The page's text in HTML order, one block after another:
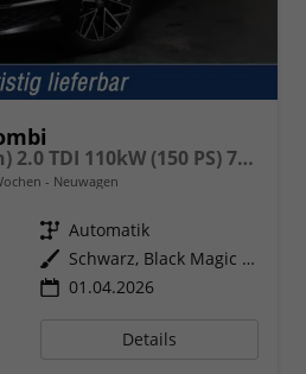
Selection (Selection) 2.0 TDI 110kW (150 PS) 7-Gang DSG
Neuwagen
Getriebe Automatik
Außenfarbe
Schwarz, Black Magic Perleffekt
01.04.2026
Details